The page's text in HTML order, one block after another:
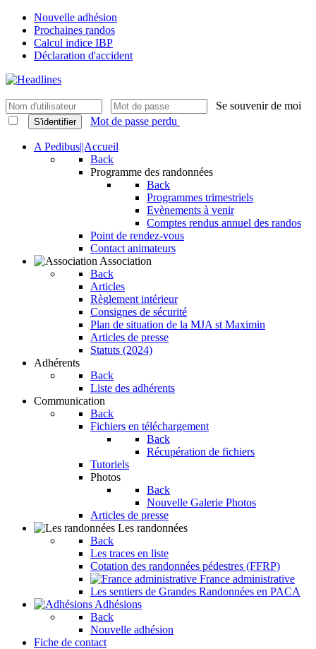
Nouvelle adhésion
Prochaines randos
Calcul indice IBP
Déclaration d'accident
Se souvenir de moi
S'identifier Mot de passe perdu
A Pedibus||Accueil
Back
Programme des randonnées
Back
Programmes trimestriels
Evènements à venir
Comptes rendus annuel des randos
Point de rendez-vous
Contact animateurs
Association
Back
Articles
Règlement intérieur
Consignes de sécurité
Plan de situation de la MJA st Maximin
Articles de presse
Statuts (2024)
Adhérents
Back
Liste des adhérents
Communication
Back
Fichiers en téléchargement
Back
Récupération de fichiers
Tutoriels
Photos
Back
Nouvelle Galerie Photos
Articles de presse
Les randonnées
Back
Les traces en liste
Cotation des randonnées pédestres (FFRP)
France administrative
Les sentiers de Grandes Randonnées en PACA
Adhésions
Back
Nouvelle adhésion
Fiche de contact